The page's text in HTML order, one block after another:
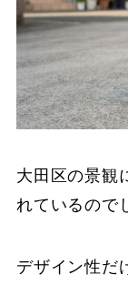
大田区の景観
れているので
デザイン性だ